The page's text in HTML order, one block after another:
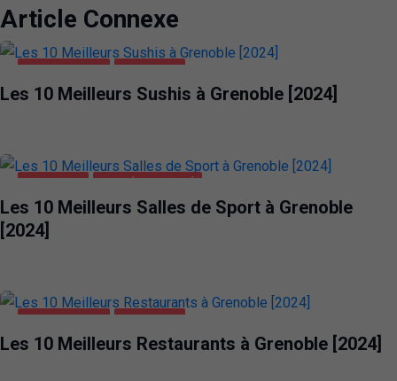
Article Connexe
Les 10 Meilleurs Sushis à Grenoble [2024]
Les 10 Meilleurs Salles de Sport à Grenoble
[2024]
Les 10 Meilleurs Restaurants à Grenoble [2024]